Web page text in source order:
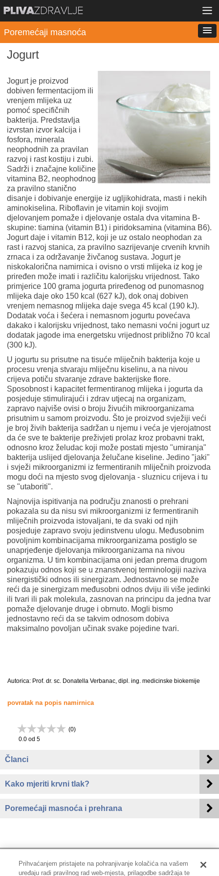
Poremećaji masnoća
Jogurt
Jogurt je proizvod
dobiven fermentacijom ili
vrenjem mlijeka uz
pomoć specifičnih
bakterija. Predstavlja
izvrstan izvor kalcija i
fosfora, minerala
neophodnih za pravilan
razvoj i rast kostiju i zubi.
Sadrži i značajne količine
vitamina B2, neophodnog
za pravilno stanično
disanje i dobivanje energije iz ugljikohidrata, masti i nekih
aminokiselina. Riboflavin je vitamin koji svojim
djelovanjem pomaže i djelovanje ostala dva vitamina B-
skupine: tiamina (vitamin B1) i piridoksamina (vitamina B6).
Jogurt daje i vitamin B12, koji je uz ostalo neophodan za
rast i razvoj stanica, za pravilno sazrijevanje crvenih krvnih
zrnaca i za održavanje živčanog sustava. Jogurt je
niskokalorična namirnica i ovisno o vrsti mlijeka iz kog je
priređen može imati i različitu kalorijsku vrijednost. Tako
primjerice 100 grama jogurta priređenog od punomasnog
mlijeka daje oko 150 kcal (627 kJ), dok onaj dobiven
vrenjem nemasnog mlijeka daje svega 45 kcal (190 kJ).
Dodatak voća i šećera i nemasnom jogurtu povećava
dakako i kalorijsku vrijednost, tako nemasni voćni jogurt uz
dodatak jagode ima energetsku vrijednost približno 70 kcal
(300 kJ).
U jogurtu su prisutne na tisuće mliječnih bakterija koje u
procesu vrenja stvaraju mliječnu kiselinu, a na nivou
crijeva potiču stvaranje zdrave bakterijske flore.
Sposobnost i kapacitet fermentiranog mlijeka i jogurta da
posjeduje stimulirajući i zdrav utjecaj na organizam,
zapravo najviše ovisi o broju živućih mikroorganizama
prisutnim u samom proizvodu. Što je proizvod svježiji veći
je broj živih bakterija sadržan u njemu i veća je vjerojatnost
da će sve te bakterije preživjeti prolaz kroz probavni trakt,
odnosno kroz želudac koji može postati mjesto "umiranja"
bakterija uslijed djelovanja želučane kiseline. Jedino "jaki"
i svježi mikroorganizmi iz fermentiranih mliječnih proizvoda
mogu doći na mjesto svog djelovanja - sluznicu crijeva i tu
se "utaboriti".
Najnovija ispitivanja na području znanosti o prehrani
pokazala su da nisu svi mikroorganizmi iz fermentiranih
mliječnih proizvoda istovaljani, te da svaki od njih
posjeduje zapravo svoju jedinstvenu ulogu. Međusobnim
povoljnim kombinacijama mikroorganizama postiglo se
unaprjeđenje djelovanja mikroorganizama na nivou
organizma. U tim kombinacijama oni jedan prema drugom
pokazuju odnos koji se u znanstvenoj terminologiji naziva
sinergistički odnos ili sinergizam. Jednostavno se može
reći da je sinergizam međusobni odnos dviju ili više jedinki
ili tvari ili pak molekula, zasnovan na principu da jedna tvar
pomaže djelovanje druge i obrnuto. Mogli bismo
jednostavno reći da se takvim odnosom dobiva
maksimalno povoljan učinak svake pojedine tvari.
Autorica: Prof. dr. sc. Donatella Verbanac, dipl. ing. medicinske biokemije
povratak na popis namirnica
(0)
0.0 od 5
Članci
Kako mjeriti krvni tlak?
Poremećaji masnoća i prehrana
Prihvaćanjem pristajete na pohranjivanje kolačića na vašem
uređaju radi pravilnog rad web-mjesta, prilagodbe sadržaja te